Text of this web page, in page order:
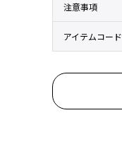
注意事項
アイテムコード